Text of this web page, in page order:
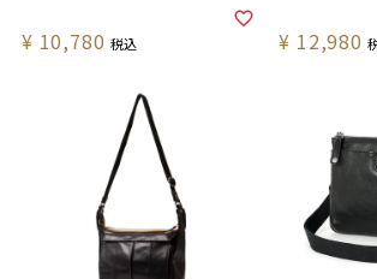
¥ 10,780 税込 ¥ 12,980